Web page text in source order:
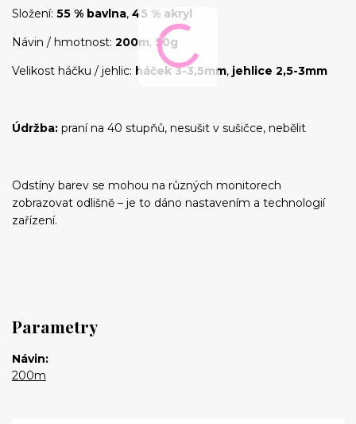
Složení: 55 % bavlna, 45 % akryl
Návin / hmotnost: 200m, 50g
Velikost háčku / jehlic: háček 3-3,5mm, jehlice 2,5-3mm
Údržba: praní na 40 stupňů, nesušit v sušičce, nebělit
Odstíny barev se mohou na různých monitorech
zobrazovat odlišně – je to dáno nastavením a technologií
zařízení.
Parametry
Návin
200m